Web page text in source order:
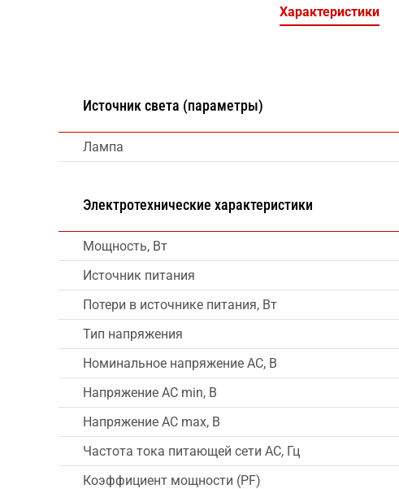
Характеристики
Источник света (параметры)
Лампа
Электротехнические характеристики
Мощность, Вт
Источник питания
Потери в источнике питания, Вт
Тип напряжения
Номинальное напряжение AC, В
Напряжение AC min, В
Напряжение AC max, В
Частота тока питающей сети AC, Гц
Коэффициент мощности (PF)